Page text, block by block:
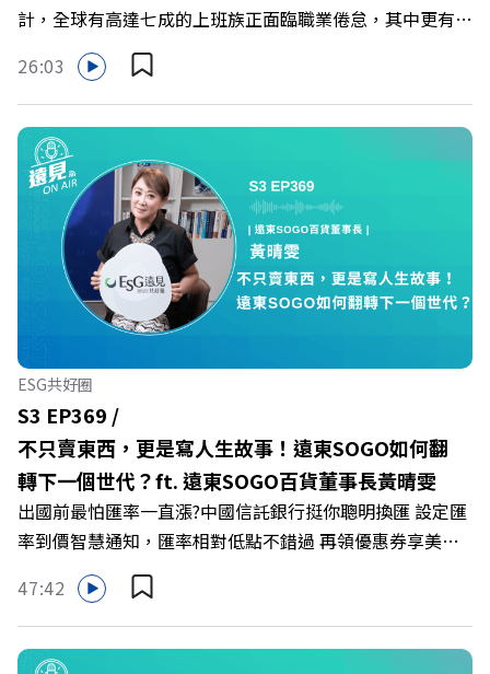
計，全球有高達七成的上班族正面臨職業倦怠，其中更有三
成默默承受著「沉默的倦怠」。當主管的期待、同儕的競爭
與承上啟下的壓力成為日常，身在職場的我們該如何停止無
止境的自我懷疑，在人際風暴中找回安頓內心的力量？ 本
集《遠見ON AIR》邀請新書《透視職場冰山》作者、薩提
爾模式溝通引導師李崇義與謝佳芸，教你如何看穿職場底層
的應對姿態，以及在緊湊的職場節奏中，修煉安頓心法！
🔺你的自我價值，難道只能由考績和主管來決定？ 🔺你或
你的同事，正在用哪種「不一致」的姿態應對壓力？ 🔺如
何在中高壓的「三明治主管」困境中全身而退？ 主持人／
遠見雜誌總編輯 林讓均 與談人／薩提爾模式溝通引導師、
作者 李崇義、謝佳芸 +++++ 🫧清除腦袋的盲點，也順手理
清生活的雜亂。 點開看質感養成術>>
https://gvmkt.pse.is/9al3px ✨關注《遠見》更多的社群：
LINE：https://reurl.cc/A4ELQp IG：
https://bit.ly/3AjBWNV YT：https://bit.ly/38jNi9k
Powered by Firstory Hosting
26:03
ESG共好圈
S3 EP369 /
不只賣東西，更是寫人生故事！遠東SOGO如何翻
轉下一個世代？ft. 遠東SOGO百貨董事長黃晴雯
出國前最怕匯率一直漲?中國信託銀行挺你聰明換匯 設定匯
率到價智慧通知，匯率相對低點不錯過 再領優惠券享美金
最高減3分等優惠 立即設定： https://fstry.pse.is/9d7lr7
投資外幣如幣別轉換可能產生匯兌損失，應評估涉及自身情
況審慎投資。 完整注意事項詳見網站資訊。 —— 以上為
Firstory Podcast 廣告 —— 在永續減碳、綠色消費與友善
47:42